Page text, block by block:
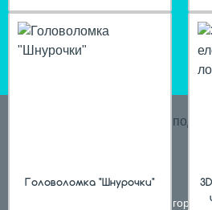
Головоломка "Шнурочки"
телефон в городе